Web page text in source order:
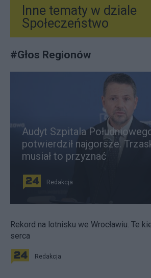
Inne tematy w dziale
Społeczeństwo
#Głos Regionów
Audyt Szpitala
potwierdził najgorsze.
musiał to przyznać
Redakcja
Rekord na lotnisku we Wrocławiu. Te
serca
Redakcja